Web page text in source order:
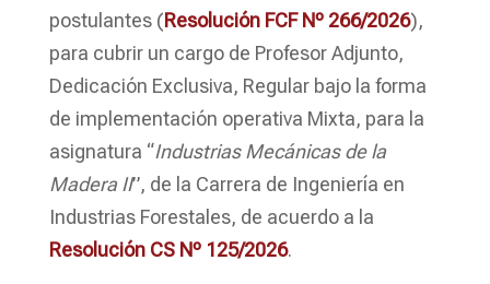
postulantes (Resolución FCF Nº 266/2026),
para cubrir un cargo de Profesor Adjunto,
Dedicación Exclusiva, Regular bajo la forma
de implementación operativa Mixta, para la
asignatura “Industrias Mecánicas de la
Madera II”, de la Carrera de Ingeniería en
Industrias Forestales, de acuerdo a la
Resolución CS Nº 125/2026.